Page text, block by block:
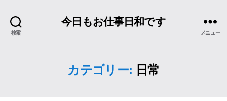
検索
今日もお仕事日和です
メニュー
カテゴリー: 日常